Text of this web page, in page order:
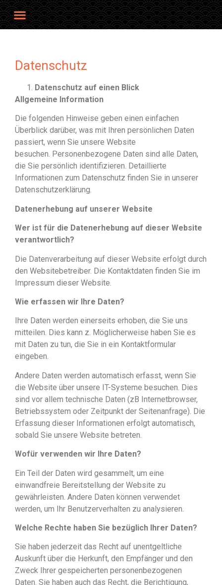
Datenschutz
Datenschutz auf einen Blick
Allgemeine Information
Die folgenden Hinweise geben einen einfachen
Überblick darüber, was mit Ihren persönlichen Daten
passiert, wenn Sie unsere Website
besuchen. Personenbezogene Daten sind alle Daten,
die Sie persönlich identifizieren. Detaillierte
Informationen zum Datenschutz finden Sie in unserer
Datenschutzerklärung.
Datenerhebung auf unserer Website
Wer ist für die Datenerhebung auf dieser Website
verantwortlich?
Die Datenverarbeitung auf dieser Website erfolgt durch
den Websitebetreiber. Die Kontaktdaten finden Sie im
Impressum dieser Website.
Wie erfassen wir Ihre Daten?
Ihre Daten werden einerseits erhoben, die Sie uns
mitteilen. Dies kann z. Möglicherweise haben Sie es
mit Daten zu tun, die Sie in ein Kontaktformular
eingeben.
Andere Daten werden automatisch erfasst, wenn Sie
die Website über unsere IT-Systeme besuchen. Dies
sind vor allem technische Daten (zB Internetbrowser,
Betriebssystem oder Zeitpunkt der Seitenanfrage). Die
Erfassung dieser Informationen erfolgt automatisch,
sobald Sie unsere Website betreten.
Wofür verwenden wir Ihre Daten?
Ein Teil der Daten wird gesammelt, um eine
einwandfreie Bereitstellung der Website zu
gewährleisten. Andere Daten können verwendet
werden, um Ihr Benutzerverhalten zu analysieren.
Welche Rechte haben Sie bezüglich Ihrer Daten?
Sie haben jederzeit das Recht auf unentgeltliche
Auskunft über die Herkunft, den Empfänger und den
Zweck Ihrer gespeicherten personenbezogenen
Daten. Sie haben auch das Recht, die Berichtigung,